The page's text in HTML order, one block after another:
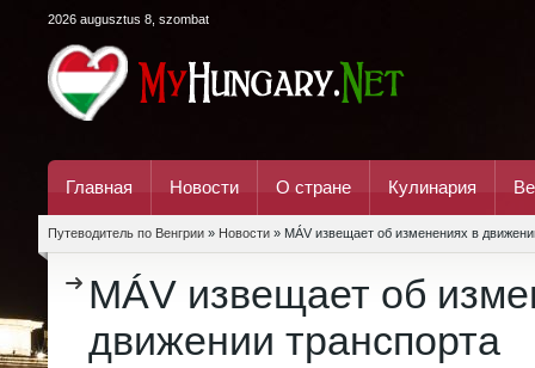
2026 augusztus 8, szombat
Главная Новости О стране Кулинария
Путеводитель по Венгрии » Новости » MÁV извещает об изменениях в
MÁV извещает об
движении транспорта